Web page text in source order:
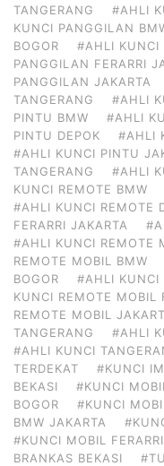
TANGERANG
#AHLI
KUNCI PANGGILAN
BOGOR
#AHLI KUNCI
PANGGILAN FERARRI
PANGGILAN JAKARTA
TANGERANG
#AHLI
PINTU BMW
#AHLI
PINTU DEPOK
#AHLI
#AHLI KUNCI PINTU
TANGERANG
#AHLI
KUNCI REMOTE BMW
#AHLI KUNCI REMOTE
FERARRI JAKARTA
#AHLI KUNCI REMOTE
REMOTE MOBIL BMW
BOGOR
#AHLI KUNCI
KUNCI REMOTE MOBIL
REMOTE MOBIL
TANGERANG
#AHLI
#AHLI KUNCI
TERDEKAT
#KUNCI
BEKASI
#KUNCI
BOGOR
#KUNCI
BMW JAKARTA
#KUNCI MOBIL
BRANKAS BEKASI